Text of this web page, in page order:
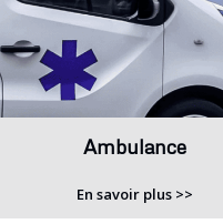
Ambulance
En savoir plus >>